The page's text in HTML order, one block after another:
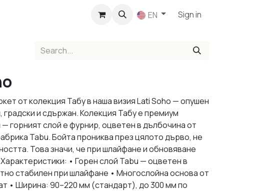
EN Sign in
от колекция Табу в наша визия Lati Soho — опушен
градски и сдържан. Колекция Табу е премиум
горният слой е фурнир, оцветен в дълбочина от
Tabu. Бойта прониква през цялото дърво, не
Това значи, че при шлайфане и обновяване
• Горен слой Tabu — оцветен в
стабилен при шлайфане • Многослойна основа от
• Ширина: 90–220 мм (стандарт), до 300 мм по